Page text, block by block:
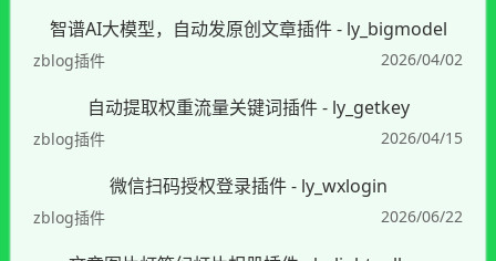
智谱AI大模型，自动发原创文章插件 - ly_bigmodel
zblog插件 2026/04/02
自动提取权重流量关键词插件 - ly_getkey
zblog插件 2026/04/15
微信扫码授权登录插件 - ly_wxlogin
zblog插件 2026/06/22